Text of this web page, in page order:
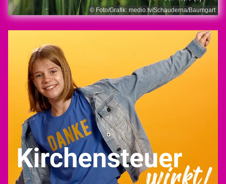
© Foto/Grafik: medio.tv/Schauderna/Baumgart